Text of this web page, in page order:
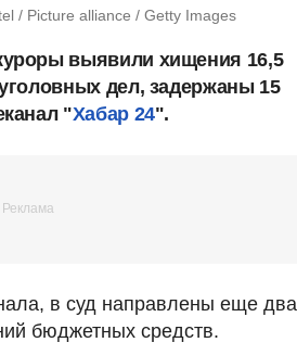
/ Picture alliance / Getty Images
выявили хищения 16,5
дел, задержаны 15
"Хабар 24".
в суд направлены еще два
бюджетных средств.